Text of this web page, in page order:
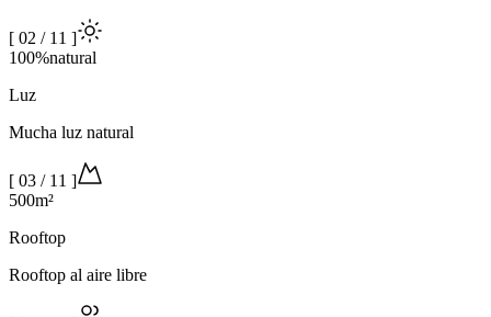
[ 02 / 11 ]
100%natural
Luz
Mucha luz natural
[ 03 / 11 ]
500m²
Rooftop
Rooftop al aire libre